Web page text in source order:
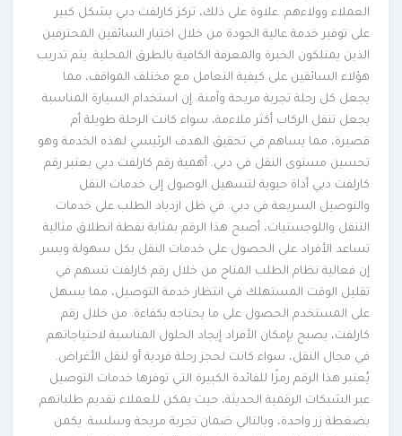
العملاء وولاءهم. علاوة على ذلك، تركز كارلفت دبي بشكل كبير
على توفير خدمة عالية الجودة من خلال اختيار السائقين المحترفين
الذين يمتلكون الخبرة والمعرفة الكافية بالطرق المحلية. يتم تدريب
هؤلاء السائقين على كيفية التعامل مع مختلف المواقف، مما
يجعل كل رحلة تجربة مريحة وآمنة. إن استخدام السيارة المناسبة
يجعل تنقل الركاب أكثر ملاءمة، سواء كانت الرحلة طويلة أم
قصيرة، مما يساهم في تحقيق الهدف الرئيسي لهذه الخدمة وهو
تحسين مستوى النقل في دبي. أهمية رقم كارلفت دبي يعتبر رقم
كارلفت دبي أداة حيوية لتسهيل الوصول إلى خدمات النقل
والتوصيل السريعة في دبي. في ظل ازدياد الطلب على خدمات
التنقل واللوجستيات، أصبح هذا الرقم بمثابة نقطة انطلاق مثالية
تساعد الأفراد على الحصول على خدمات النقل بكل سهولة ويسر.
إن فعالية نظام الطلب المتاح من خلال رقم كارلفت تسهم في
تقليل الوقت المستهلك في انتظار خدمة التوصيل، مما يسهل
على المستخدم الحصول على ما يحتاجه بكفاءة. من خلال رقم
كارلفت، يصبح بإمكان الأفراد إيجاد الحلول المناسبة لاحتياجاتهم
في مجال النقل، سواء كانت لحجز رحلة فردية أو لنقل الأغراض.
يُعتبر هذا الرقم رمزًا للفائدة الكبيرة التي توفرها خدمات التوصيل
عبر الشبكات الرقمية الحديثة، حيث يمكن للعملاء تقديم طلباتهم
بضغطة زر واحدة، وبالتالي ضمان تجربة مريحة وسلسة. يكمن